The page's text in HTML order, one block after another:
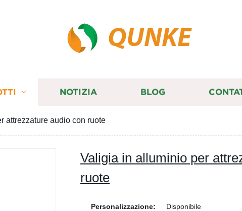
QUNKE
NOTIZIA BLOG
attrezzature audio con ruote
Valigia in alluminio per
ruote
Personalizzazione:
Disponibile